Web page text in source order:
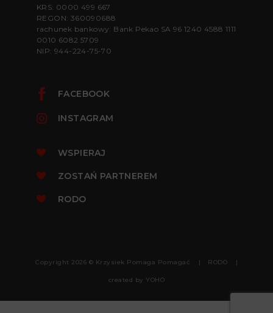
KRS: 0000 499 667
REGON: 360090688
rachunek bankowy: Bank Pekao SA 96 1240 4588 1111
0010 6082 5709
NIP: 944-224-75-70
FACEBOOK
INSTAGRAM
WSPIERAJ
ZOSTAŃ PARTNEREM
RODO
Copyright 2026 © Krzysiek Pomaga Pomagać RODO
created by YOHO